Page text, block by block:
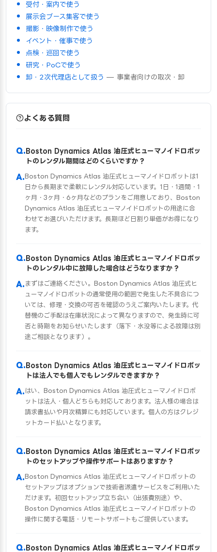
受付・案内で使う
展示会ブース集客で使う
撮影・映像制作で使う
イベント・催事で使う
点検・巡回で使う
研究・PoCで使う
卸・2次代理店として扱う — 事業者向けの取次・卸
よくある質問
Boston Dynamics Atlas 油圧式ヒューマノイドロボッ
トのレンタル期間はどのくらいですか？
Boston Dynamics Atlas 油圧式ヒューマノイドロボットは1
日から長期まで柔軟にレンタル対応しています。1日・1週間・1
ヶ月・3ヶ月・6ヶ月などのプランをご用意しており、Boston
Dynamics Atlas 油圧式ヒューマノイドロボットの用途に合
わせてお選びいただけます。長期ほど日割り単価がお得になり
ます。
Boston Dynamics Atlas 油圧式ヒューマノイドロボッ
トのレンタル中に故障した場合はどうなりますか？
まずはご連絡ください。Boston Dynamics Atlas 油圧式ヒ
ューマノイドロボットの通常使用の範囲で発生した不具合につ
いては、修理・交換の可否を確認のうえご案内いたします。代
替機のご手配は在庫状況によって異なりますので、発生時に可
否と時期をお知らせいたします（落下・水没等による故障は別
途ご相談となります）。
Boston Dynamics Atlas 油圧式ヒューマノイドロボッ
トは法人でも個人でもレンタルできますか？
はい、Boston Dynamics Atlas 油圧式ヒューマノイドロボ
ットは法人・個人どちらも対応しております。法人様の場合は
請求書払いや月次精算にも対応しています。個人の方はクレジ
ットカード払いとなります。
Boston Dynamics Atlas 油圧式ヒューマノイドロボッ
トのセットアップや操作サポートはありますか？
Boston Dynamics Atlas 油圧式ヒューマノイドロボットの
セットアップはオプションで技術者派遣サービスをご利用いた
だけます。初回セットアップ立ち会い（出張費別途）や、
Boston Dynamics Atlas 油圧式ヒューマノイドロボットの
操作に関する電話・リモートサポートもご提供しています。
Boston Dynamics Atlas 油圧式ヒューマノイドロボッ